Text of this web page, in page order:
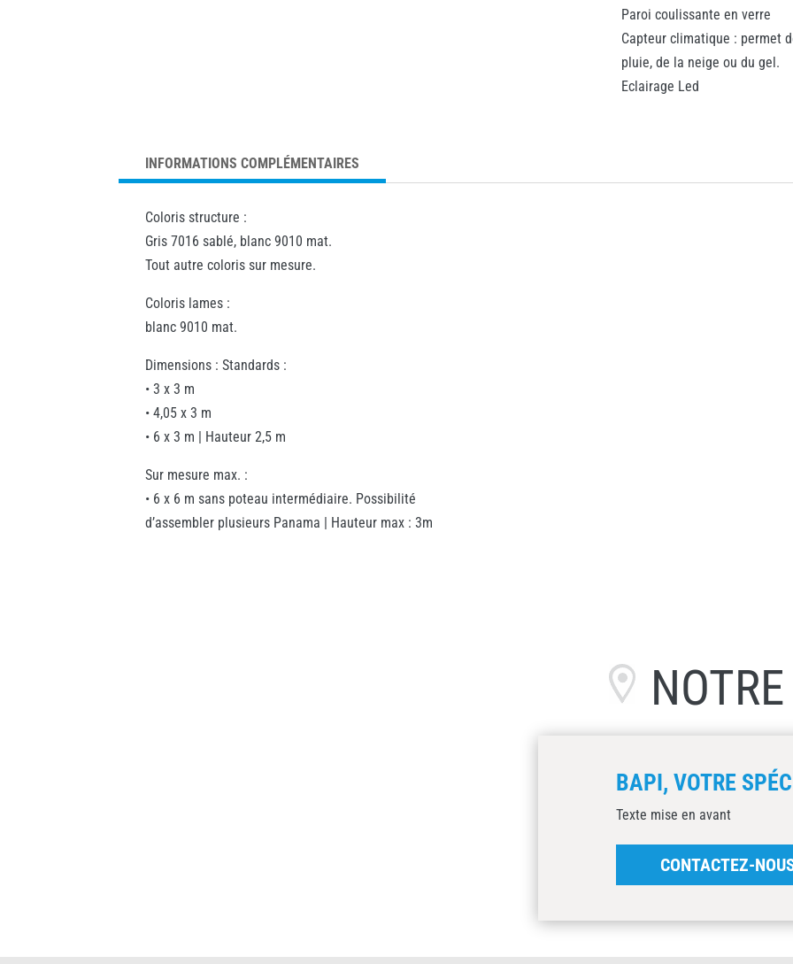
Paroi coulissante en verre
Capteur climatique : permet
pluie, de la neige ou du gel.
Eclairage Led
INFORMATIONS COMPLÉMENTAIRES
Coloris structure :
Gris 7016 sablé, blanc 9010 mat.
Tout autre coloris sur mesure.
Coloris lames :
blanc 9010 mat.
Dimensions : Standards :
• 3 x 3 m
• 4,05 x 3 m
• 6 x 3 m | Hauteur 2,5 m
Sur mesure max. :
• 6 x 6 m sans poteau intermédiaire. Possibilité
d’assembler plusieurs Panama | Hauteur max : 3m
BAPI, VOTRE
Texte mise en avant
CONTACTEZ-